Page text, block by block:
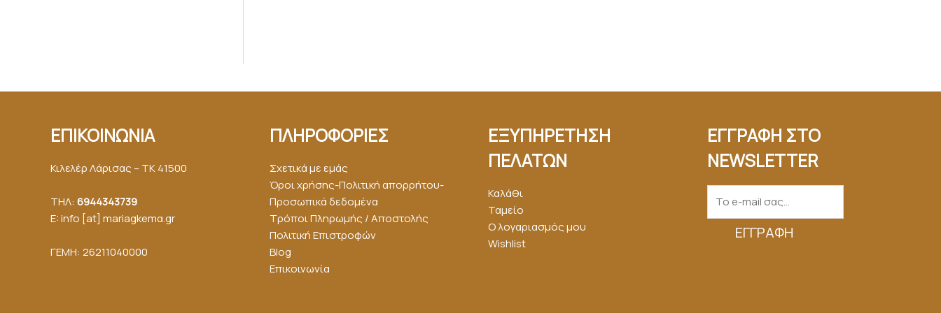
ΕΠΙΚΟΙΝΩΝΙΑ
Κιλελέρ Λάρισας – ΤΚ 41500
ΤΗΛ: 6944343739
E: info [at] mariagkemα.gr
ΓΕΜΗ: 26211040000
ΠΛΗΡΟΦΟΡΙΕΣ
Σχετικά με εμάς
Όροι χρήσης-Πολιτική απορρήτου-
Προσωπικά δεδομένα
Τρόποι Πληρωμής / Αποστολής
Πολιτική Επιστροφών
Blog
Επικοινωνία
ΕΞΥΠΗΡΕΤΗΣΗ
ΠΕΛΑΤΩΝ
Καλάθι
Ταμείο
Ο λογαριασμός μου
Wishlist
ΕΓΓΡΑΦΗ ΣΤΟ
NEWSLETTER
ΕΓΓΡΑΦΉ